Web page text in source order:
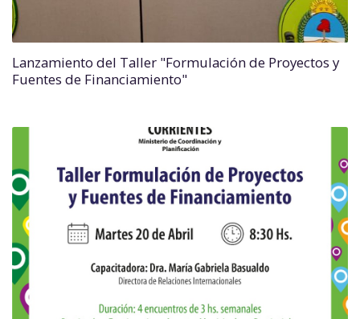
Lanzamiento del Taller "Formulación de Proyectos y
Fuentes de Financiamiento"